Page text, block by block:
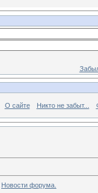
О сайте Никто не забыт...
Новости форума.